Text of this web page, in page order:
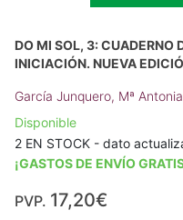
DO MI SOL, 3: CUADERNO
INICIACIÓN. NUEVA
García Junquero, Mª Antonia
Disponible
2 EN STOCK - dato
¡GASTOS DE ENVÍO
PVP. 17,20€